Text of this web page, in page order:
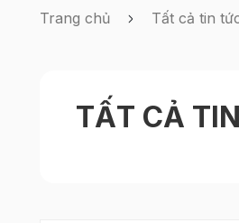
Trang chủ Tất cả tin
TẤT CẢ